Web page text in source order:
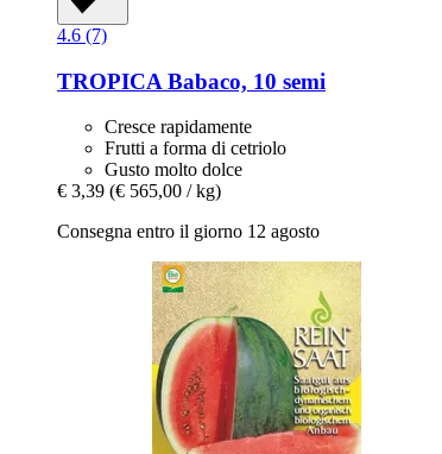
4.6 (7)
TROPICA Babaco, 10 semi
Cresce rapidamente
Frutti a forma di cetriolo
Gusto molto dolce
€ 3,39 (€ 565,00 / kg)
Consegna entro il giorno 12 agosto